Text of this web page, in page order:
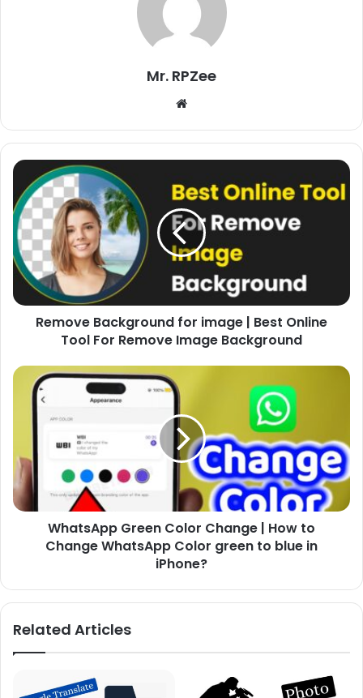
Mr. RPZee
Website
Remove Background for image | Best Online
Tool For Remove Image Background
WhatsApp Green Color Change | How to
Change WhatsApp Color green to blue in
iPhone?
Related Articles